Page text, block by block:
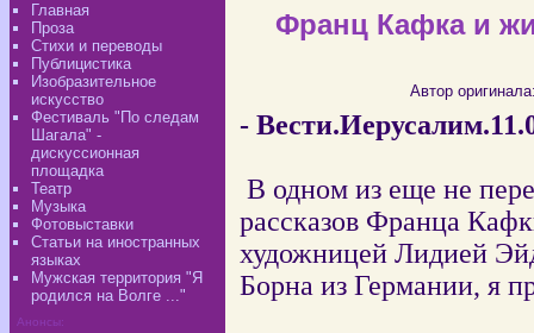
Главная
Проза
Стихи и переводы
Публицистика
Изобразительное
искусство
Фестиваль "По следам
Шагала" -
дискуссионная
площадка
Театр
Музыка
Фотовыставки
Статьи на иностранных
языках
Мужская территория "Я
родился на Волге ..."
Анонсы:
Франц Кафка и
Автор
-
В одном из еще не
рассказов Франца
художницей Лидией
Борна из Германии, я